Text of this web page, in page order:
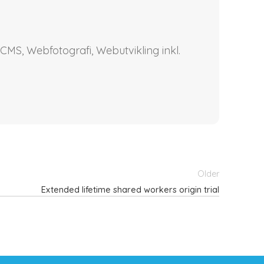
Webfotografi, Webutvikling inkl.
Older
Extended lifetime shared workers origin trial